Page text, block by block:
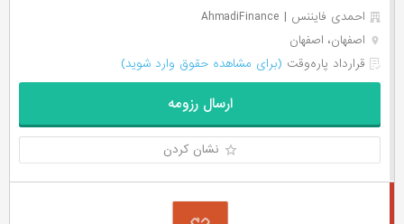
احمدی فایننس | AhmadiFinance
اصفهان، اصفهان
قرارداد پاره‌وقت (برای مشاهده حقوق وارد شوید)
ارسال رزومه
نشان کردن